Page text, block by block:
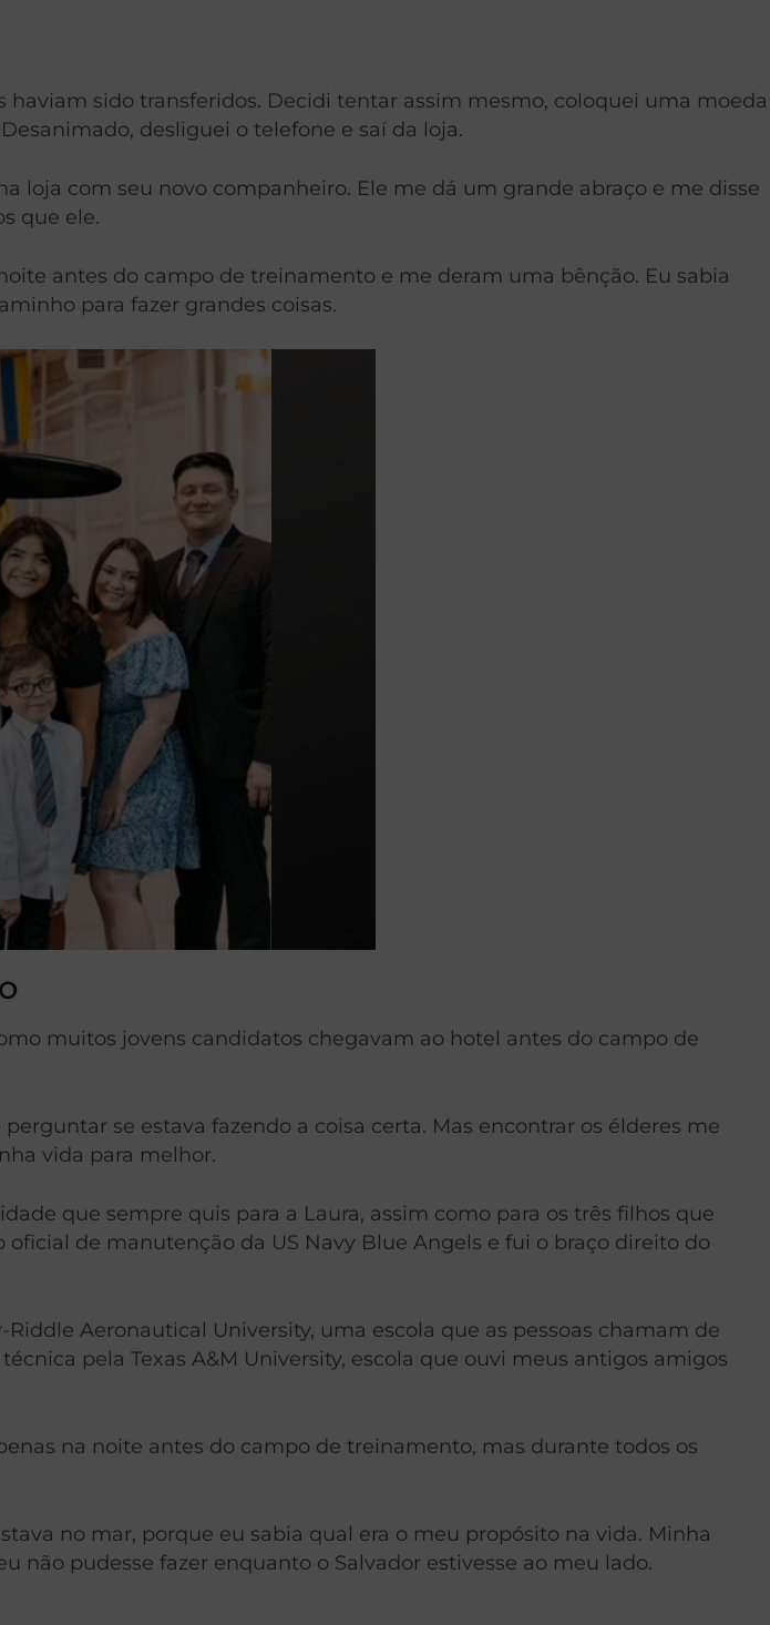
sido transferidos. Decidi tentar assim mesmo, coloquei uma moeda
desliguei o telefone e saí da loja.
loja com seu novo companheiro. Ele me dá um grande abraço e me disse
que ele.
antes do campo de treinamento e me deram uma bênção. Eu sabia
para fazer grandes coisas.
muitos jovens candidatos chegavam ao hotel antes do campo de
se estava fazendo a coisa certa. Mas encontrar os élderes me
vida para melhor.
que sempre quis para a Laura, assim como para os três filhos que
de manutenção da US Navy Blue Angels e fui o braço direito do
Aeronautical University, uma escola que as pessoas chamam de
pela Texas A&M University, escola que ouvi meus antigos amigos
na noite antes do campo de treinamento, mas durante todos os
no mar, porque eu sabia qual era o meu propósito na vida. Minha
não pudesse fazer enquanto o Salvador estivesse ao meu lado.